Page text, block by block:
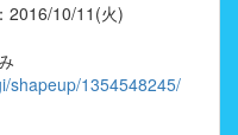
： 2016/10/11(火)
shapeup/1354548245/